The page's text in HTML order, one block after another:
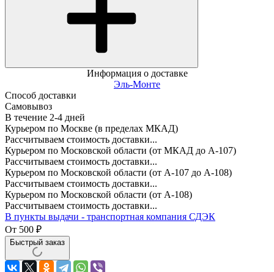
Информация о доставке
Эль-Монте
Способ доставки
Самовывоз
В течение 2-4 дней
Курьером по Москве (в пределах МКАД)
Рассчитываем стоимость доставки...
Курьером по Московской области (от МКАД до А-107)
Рассчитываем стоимость доставки...
Курьером по Московской области (от А-107 до А-108)
Рассчитываем стоимость доставки...
Курьером по Московской области (от А-108)
Рассчитываем стоимость доставки...
В пункты выдачи - транспортная компания СДЭК
От 500 ₽
Быстрый заказ